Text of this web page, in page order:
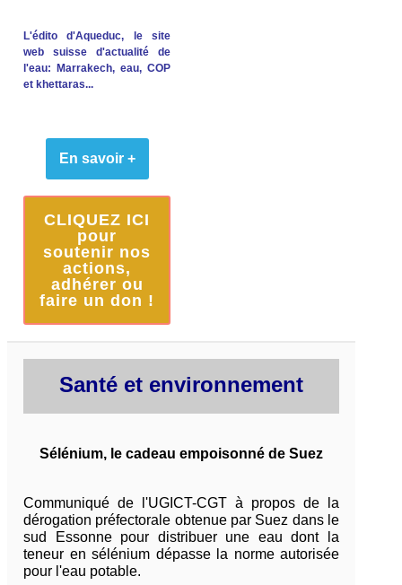
L'édito d'Aqueduc, le site
web suisse d'actualité de
l'eau: Marrakech, eau, COP
et khettaras...
En savoir +
CLIQUEZ ICI
pour
soutenir nos
actions,
adhérer ou
faire un don !
Santé et environnement
Sélénium, le cadeau empoisonné de Suez
Communiqué de l'UGICT-CGT à propos de la
dérogation préfectorale obtenue par Suez dans le
sud Essonne pour distribuer une eau dont la
teneur en sélénium dépasse la norme autorisée
pour l'eau potable.